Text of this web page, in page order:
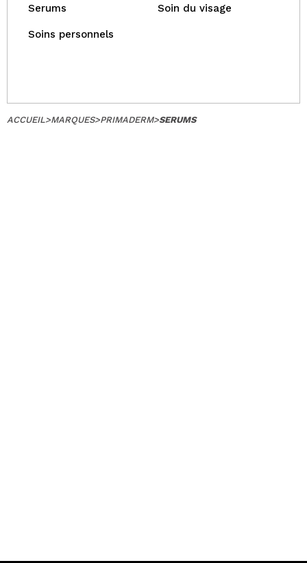
Serums Soin du visage
Soins personnels
ACCUEIL>MARQUES>PRIMADERM>SERUMS